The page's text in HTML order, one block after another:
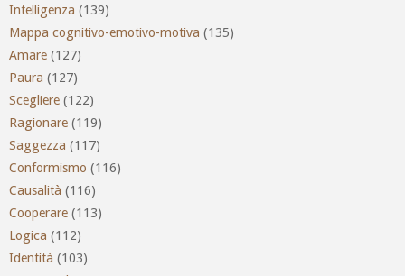
Intelligenza (139)
Mappa cognitivo-emotivo-motiva (135)
Amare (127)
Paura (127)
Scegliere (122)
Ragionare (119)
Saggezza (117)
Conformismo (116)
Causalità (116)
Cooperare (113)
Logica (112)
Identità (103)